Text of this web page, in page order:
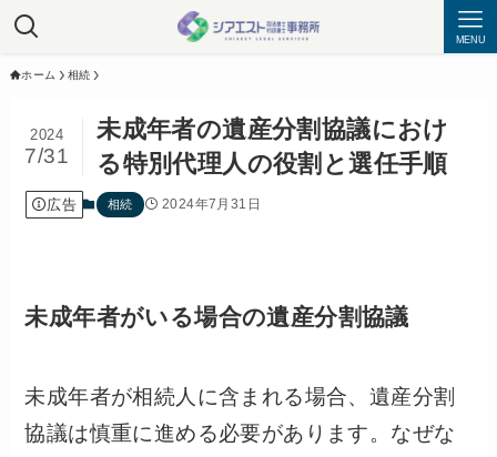
MENU
ホーム 相続
未成年者の遺産分割協議におけ
る特別代理人の役割と選任手順
2024
7/31
広告 相続 2024年7月31日
未成年者がいる場合の遺産分割協議
未成年者が相続人に含まれる場合、遺産分割
協議は慎重に進める必要があります。なぜな